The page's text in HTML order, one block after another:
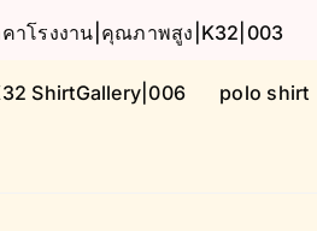
าโรงงาน|คุณภาพสูง|K32|003
ShirtGallery|006 polo shirt